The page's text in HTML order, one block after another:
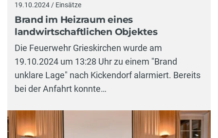
19.10.2024 / Einsätze
Brand im Heizraum eines
landwirtschaftlichen Objektes
Die Feuerwehr Grieskirchen wurde am
19.10.2024 um 13:28 Uhr zu einem "Brand
unklare Lage" nach Kickendorf alarmiert. Bereits
bei der Anfahrt konnte…